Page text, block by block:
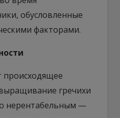
обусловленные
факторами.
происходящее
гречихи
нерентабельным —